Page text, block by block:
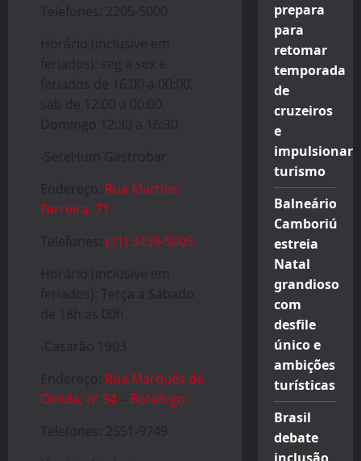
Telefones: 2205-5000
Horário (inclusive em
feriados): seg a sex e
feriados de 16:00 a 00:00,
sab de 12:00 a 00:00.
Domingo 12:30 a 16:30.
-SeteHum Gastrobar
Endereço: Rua Martins
Ferreira, 71
Telefones: (21) 3439-5005
Horário (inclusive em
feriados): Terça a Sábado
de 18h as 00h
-Casarão 1903
Endereço: Rua Marquês de
Olinda, nº 94 – Botafogo
Telefones: 2551-9749
prepara
para
retomar
temporada
de
cruzeiros
e
impulsionar
turismo
Balneário
Camboriú
estreia
Natal
grandioso
com
desfile
único e
ambições
turísticas
Brasil
debate